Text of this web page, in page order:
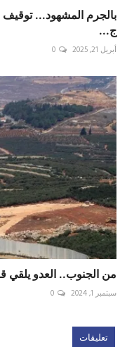
بالجرم المشهود...
ج...
أبريل 21, 2025 0
من الجنوب.. العدو يلقي
سبتمبر 1, 2024 0
تعليقات